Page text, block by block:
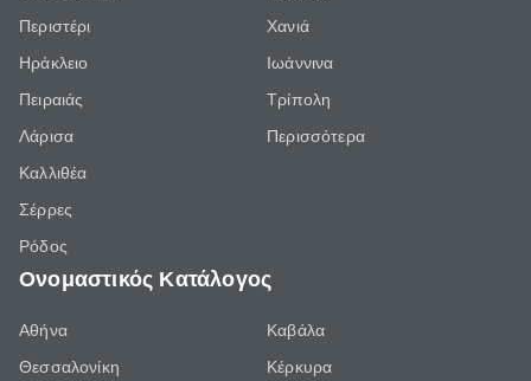
Περιστέρι
Ηράκλειο
Πειραιάς
Λάρισα
Καλλιθέα
Σέρρες
Ρόδος
Χανιά
Ιωάννινα
Τρίπολη
Περισσότερα
Ονομαστικός Κατάλογος
Αθήνα
Θεσσαλονίκη
Καβάλα
Κέρκυρα